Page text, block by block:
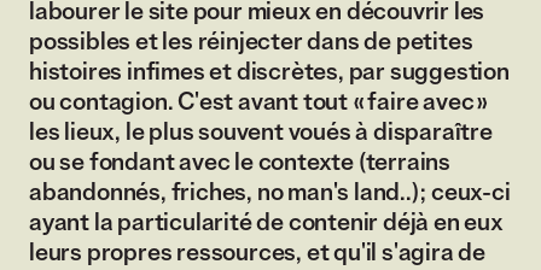
labourer le site pour mieux en découvrir les
possibles et les réinjecter dans de petites
histoires infimes et discrètes, par suggestion
ou contagion. C'est avant tout « faire avec »
les lieux, le plus souvent voués à disparaître
ou se fondant avec le contexte (terrains
abandonnés, friches, no man's land..) ; ceux-ci
ayant la particularité de contenir déjà en eux
leurs propres ressources, et qu'il s'agira de